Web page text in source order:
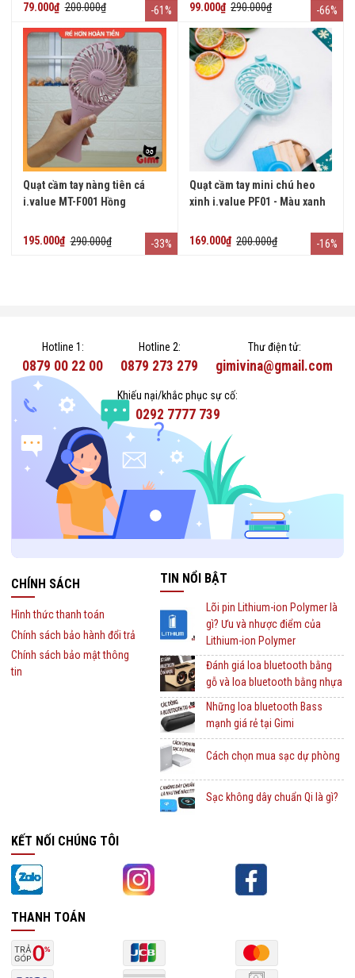
79.000₫ 200.000₫ -61% 99.000₫ 290.000₫ -66%
Quạt cầm tay nàng tiên cá
i.value MT-F001 Hồng
195.000₫ 290.000₫ -33%
Quạt cầm tay mini chú heo
xinh i.value PF01 - Màu xanh
169.000₫ 200.000₫ -16%
Hotline 1:
0879 00 22 00
Hotline 2:
0879 273 279
Thư điện tử:
gimivina@gmail.com
Khiếu nại/khắc phục sự cố:
0292 7777 739
CHÍNH SÁCH
Hình thức thanh toán
Chính sách bảo hành đổi trả
Chính sách bảo mật thông
tin
TIN NỔI BẬT
Lõi pin Lithium-ion Polymer là
gì? Ưu và nhược điểm của
Lithium-ion Polymer
Đánh giá loa bluetooth bằng
gỗ và loa bluetooth bằng nhựa
Những loa bluetooth Bass
mạnh giá rẻ tại Gimi
Cách chọn mua sạc dự phòng
Sạc không dây chuẩn Qi là gì?
KẾT NỐI CHÚNG TÔI
THANH TOÁN